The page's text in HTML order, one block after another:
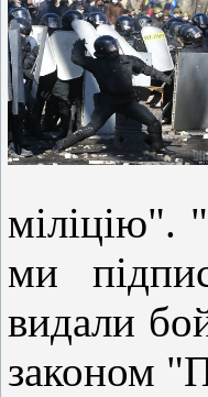
міліцію".
ми
видали
законом